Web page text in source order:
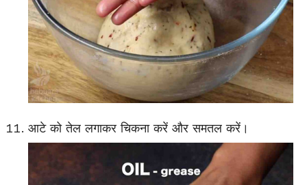
आटे को तेल लगाकर चिकना करें और समतल करें।